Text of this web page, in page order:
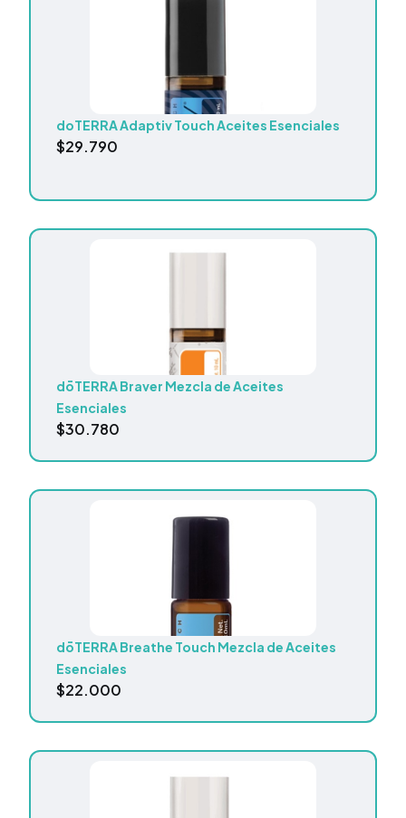
doTERRA Adaptiv Touch Aceites Esenciales
$29.790
dōTERRA Braver Mezcla de Aceites
Esenciales
$30.780
dōTERRA Breathe Touch Mezcla de Aceites
Esenciales
$22.000